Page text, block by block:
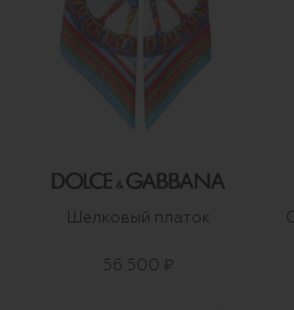
Шелковый платок
56 500 ₽